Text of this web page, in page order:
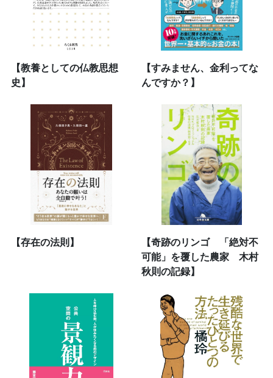
【教養としての仏教思想
史】
【すみません、金利ってな
んですか？】
【存在の法則】
【奇跡のリンゴ 「絶対不
可能」を覆した農家 木村
秋則の記録】